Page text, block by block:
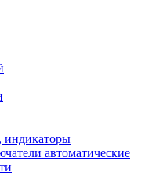
автоматические